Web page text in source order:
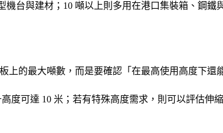
台與建材；10 噸以上則多用在港口集裝箱、鋼鐵
的最大噸數，而是要確認「在最高使用高度下還
度可達 10 米；若有特殊高度需求，則可以評估伸